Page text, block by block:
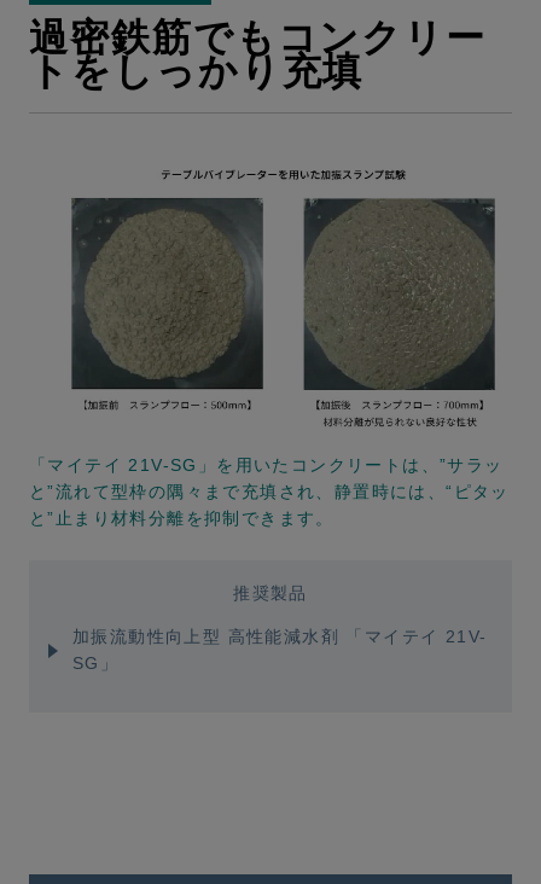
過密鉄筋でもコンクリー
トをしっかり充填
「マイテイ 21V-SG」を用いたコンクリートは、”サラッ
と”流れて型枠の隅々まで充填され、静置時には、“ピタッ
と”止まり材料分離を抑制できます。
推奨製品
加振流動性向上型 高性能減水剤 「マイテイ 21V-
SG」